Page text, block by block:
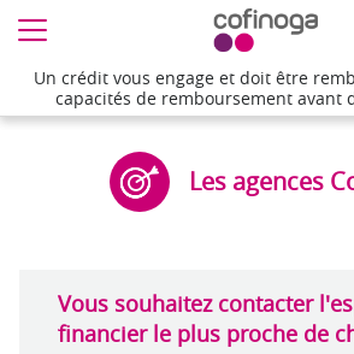
Un crédit vous engage et doit être
capacités de remboursement avant
Les agences
Vous souhaitez contacter
financier le plus proche de
Un crédit vous engage et doit être
capacités de remboursement avant